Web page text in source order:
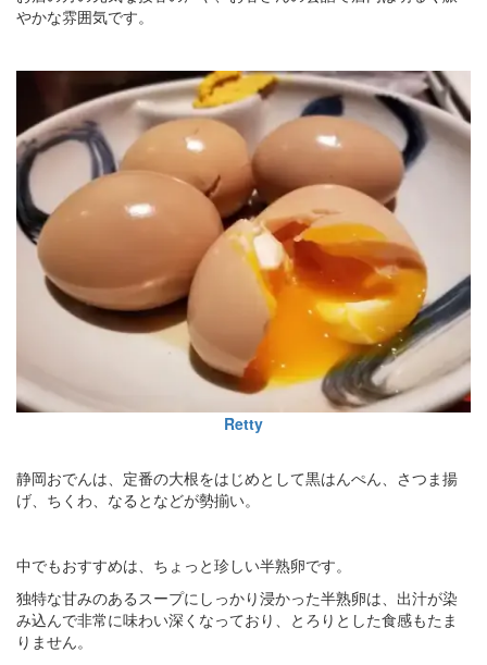
やかな雰囲気です。
Retty
静岡おでんは、定番の大根をはじめとして黒はんぺん、さつま揚
げ、ちくわ、なるとなどが勢揃い。
中でもおすすめは、ちょっと珍しい半熟卵です。
独特な甘みのあるスープにしっかり浸かった半熟卵は、出汁が染
み込んで非常に味わい深くなっており、とろりとした食感もたま
りません。